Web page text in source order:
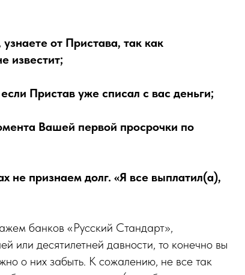
от Пристава, так как
известит;
Пристав уже списал с вас деньги;
Вашей первой просрочки по
не признаем долг. «Я все выплатил(а),
банков «Русский Стандарт»,
или десятилетней давности, то конечно вы
о них забыть. К сожалению, не все так